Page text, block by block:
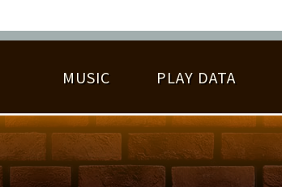
基本の遊び方
MUSIC
遊べる楽曲
PLAY DATA
EMBLEM ゆび
バル一覧 逆ライバル一覧 ライバル
大会参加 大会開催
ORIGINAL HIT CHART